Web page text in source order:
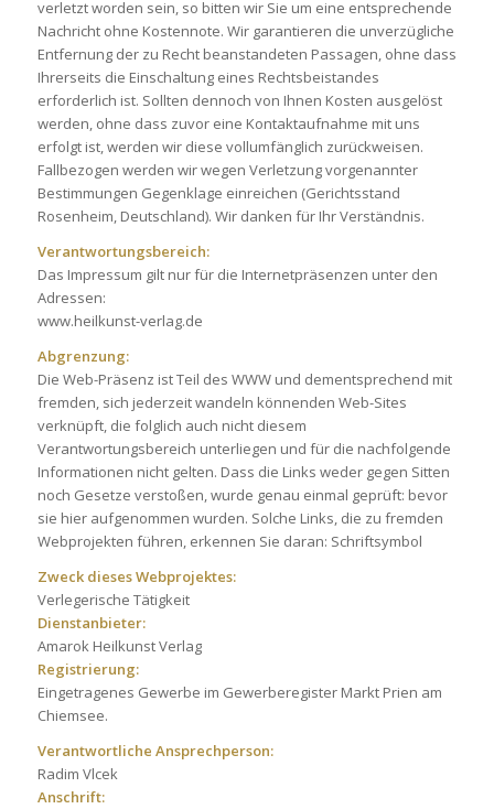
verletzt worden sein, so bitten wir Sie um eine entsprechende
Nachricht ohne Kostennote. Wir garantieren die unverzügliche
Entfernung der zu Recht beanstandeten Passagen, ohne dass
Ihrerseits die Einschaltung eines Rechtsbeistandes
erforderlich ist. Sollten dennoch von Ihnen Kosten ausgelöst
werden, ohne dass zuvor eine Kontaktaufnahme mit uns
erfolgt ist, werden wir diese vollumfänglich zurückweisen.
Fallbezogen werden wir wegen Verletzung vorgenannter
Bestimmungen Gegenklage einreichen (Gerichtsstand
Rosenheim, Deutschland). Wir danken für Ihr Verständnis.
Verantwortungsbereich:
Das Impressum gilt nur für die Internetpräsenzen unter den
Adressen:
www.heilkunst-verlag.de
Abgrenzung:
Die Web-Präsenz ist Teil des WWW und dementsprechend mit
fremden, sich jederzeit wandeln könnenden Web-Sites
verknüpft, die folglich auch nicht diesem
Verantwortungsbereich unterliegen und für die nachfolgende
Informationen nicht gelten. Dass die Links weder gegen Sitten
noch Gesetze verstoßen, wurde genau einmal geprüft: bevor
sie hier aufgenommen wurden. Solche Links, die zu fremden
Webprojekten führen, erkennen Sie daran: Schriftsymbol
Zweck dieses Webprojektes:
Verlegerische Tätigkeit
Dienstanbieter:
Amarok Heilkunst Verlag
Registrierung:
Eingetragenes Gewerbe im Gewerberegister Markt Prien am
Chiemsee.
Verantwortliche Ansprechperson:
Radim Vlcek
Anschrift: